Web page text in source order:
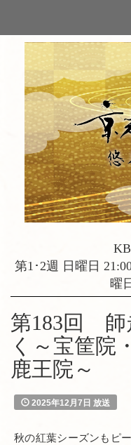
第1･2週 日曜日
曜
第183回 師
く～宝筐院
鹿王院～
2025年12月7日 放送
秋の紅葉シーズンもピ